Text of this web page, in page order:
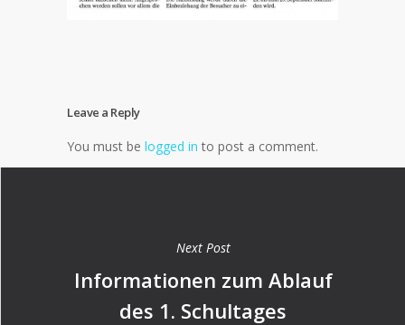
Leave a Reply
You must be logged in to post a comment.
Next Post
Informationen zum Ablauf
des 1. Schultages